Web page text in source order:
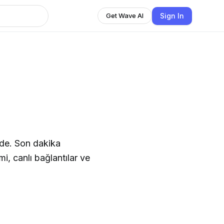
Get Wave AI Sign In
Son dakika
canlı bağlantılar ve